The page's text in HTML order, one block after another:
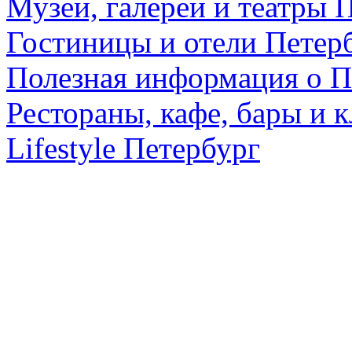
Гостиницы и отели
Полезная информация о
Рестораны, кафе, бары и
Lifestyle Петербург